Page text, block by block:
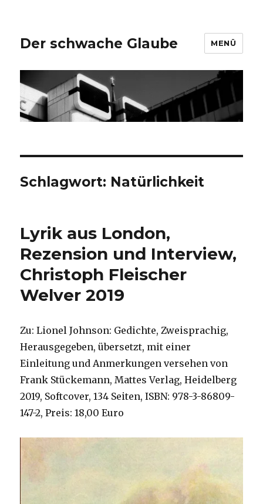
Der schwache Glaube MENÜ
Schlagwort: Natürlichkeit
Lyrik aus London,
Rezension und Interview,
Christoph Fleischer
Welver 2019
Zu: Lionel Johnson: Gedichte, Zweisprachig,
Herausgegeben, übersetzt, mit einer
Einleitung und Anmerkungen versehen von
Frank Stückemann, Mattes Verlag, Heidelberg
2019, Softcover, 134 Seiten, ISBN: 978-3-86809-
147-2, Preis: 18,00 Euro